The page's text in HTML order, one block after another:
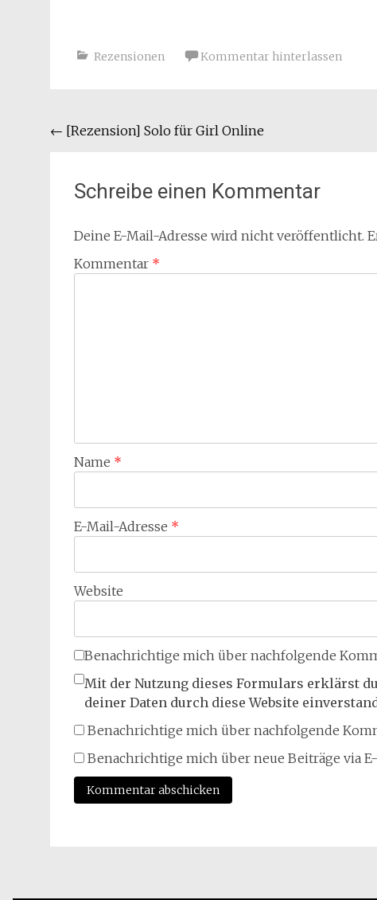
Rezensionen Kommentar hinterlassen
Beitragsnavigation
← [Rezension] Solo für Girl Online
Schreibe einen Kommentar
Deine E-Mail-Adresse wird nicht veröffentlicht.
Kommentar *
Name *
E-Mail-Adresse *
Website
Benachrichtige mich über nachfolgende
Mit der Nutzung dieses Formulars erklärst
deiner Daten durch diese Website
Benachrichtige mich über nachfolgende
Benachrichtige mich über neue Beiträge via